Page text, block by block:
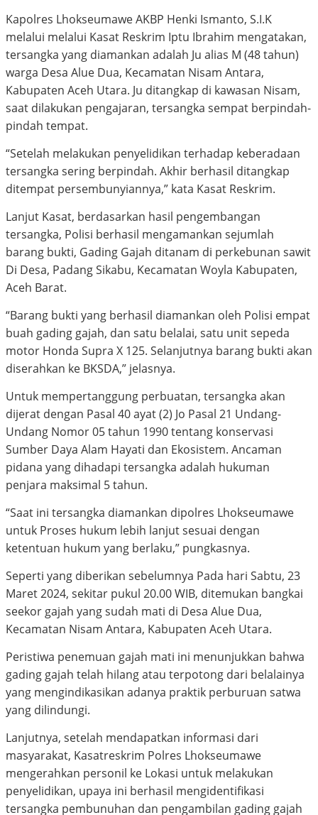
Kapolres Lhokseumawe AKBP Henki Ismanto, S.I.K
melalui melalui Kasat Reskrim Iptu Ibrahim mengatakan,
tersangka yang diamankan adalah Ju alias M (48 tahun)
warga Desa Alue Dua, Kecamatan Nisam Antara,
Kabupaten Aceh Utara. Ju ditangkap di kawasan Nisam,
saat dilakukan pengajaran, tersangka sempat berpindah-
pindah tempat.
“Setelah melakukan penyelidikan terhadap keberadaan
tersangka sering berpindah. Akhir berhasil ditangkap
ditempat persembunyiannya,” kata Kasat Reskrim.
Lanjut Kasat, berdasarkan hasil pengembangan
tersangka, Polisi berhasil mengamankan sejumlah
barang bukti, Gading Gajah ditanam di perkebunan sawit
Di Desa, Padang Sikabu, Kecamatan Woyla Kabupaten,
Aceh Barat.
“Barang bukti yang berhasil diamankan oleh Polisi empat
buah gading gajah, dan satu belalai, satu unit sepeda
motor Honda Supra X 125. Selanjutnya barang bukti akan
diserahkan ke BKSDA,” jelasnya.
Untuk mempertanggung perbuatan, tersangka akan
dijerat dengan Pasal 40 ayat (2) Jo Pasal 21 Undang-
Undang Nomor 05 tahun 1990 tentang konservasi
Sumber Daya Alam Hayati dan Ekosistem. Ancaman
pidana yang dihadapi tersangka adalah hukuman
penjara maksimal 5 tahun.
“Saat ini tersangka diamankan dipolres Lhokseumawe
untuk Proses hukum lebih lanjut sesuai dengan
ketentuan hukum yang berlaku,” pungkasnya.
Seperti yang diberikan sebelumnya Pada hari Sabtu, 23
Maret 2024, sekitar pukul 20.00 WIB, ditemukan bangkai
seekor gajah yang sudah mati di Desa Alue Dua,
Kecamatan Nisam Antara, Kabupaten Aceh Utara.
Peristiwa penemuan gajah mati ini menunjukkan bahwa
gading gajah telah hilang atau terpotong dari belalainya
yang mengindikasikan adanya praktik perburuan satwa
yang dilindungi.
Lanjutnya, setelah mendapatkan informasi dari
masyarakat, Kasatreskrim Polres Lhokseumawe
mengerahkan personil ke Lokasi untuk melakukan
penyelidikan, upaya ini berhasil mengidentifikasi
tersangka pembunuhan dan pengambilan gading gajah